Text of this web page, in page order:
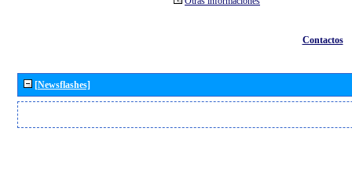
Contactos
[Newsflashes]